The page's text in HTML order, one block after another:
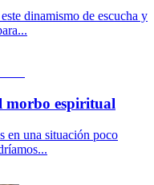
dinamismo de escucha y
morbo espiritual
en una situación poco